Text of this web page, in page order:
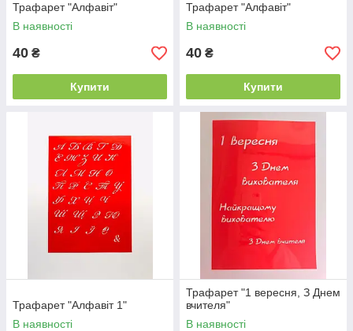
Трафарет "Алфавіт"
В наявності
40 ₴
Купити
Трафарет "Алфавіт"
В наявності
40 ₴
Купити
Трафарет "Алфавіт 1"
В наявності
Трафарет "1 вересня, З Днем
вчителя"
В наявності